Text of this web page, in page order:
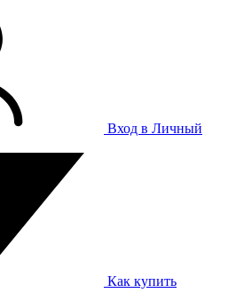
Вход в Личный
Как купить